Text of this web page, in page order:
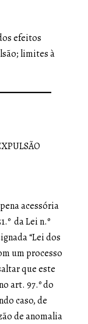
efeitos
limites à
acessória
da Lei n.º
“Lei dos
um processo
que este
art. 97.º do
caso, de
de anomalia